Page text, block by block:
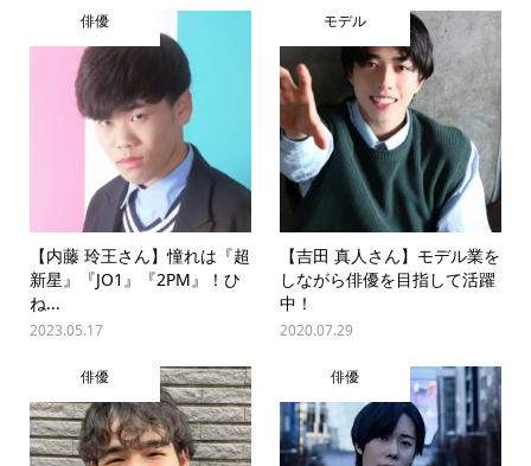
俳優
【内藤 玲王さん】憧れは『超
新星』『JO1』『2PM』！ひ
ね...
2023.05.17
モデル
【吉田 真人さん】モデル業を
しながら俳優を目指して活躍
中！
2020.07.29
俳優 俳優